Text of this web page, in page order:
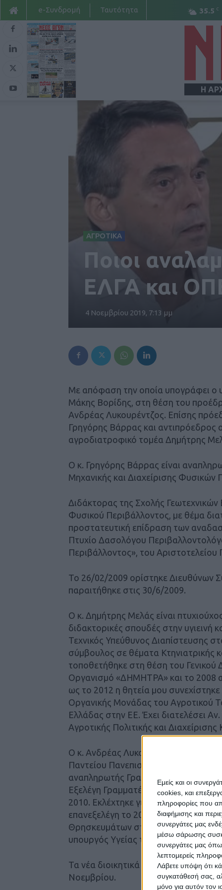
Εμείς και οι
cookies, και
πληροφορίες που
διαφήμισης και
συνεργάτες μας
μέσω σάρωσης
συνεργάτες μας
λεπτομερείς
Λάβετε υπόψη ότι
συγκατάθεσή σας,
μόνο για αυτόν τον
35.5 C
e-Συνδρομή Ταυτότητα
Η
ΑΓΡΟΤΙΚΑ
Ποιοι
ΕΛΓΑ και
4 Νοεμβρίου 2019, 7:13 μμ
Με απόφαση την οποία υπογράφει ο
Μάκης Βορίδης, στη θέση του
Ανδρέας Λυκουρέντζος. Επίσης
Γρηγόρης Βάρρας και αντιπρόεδρος
αγροδιατροφικό τομέα Δημήτρης
Ο κ. Γρηγόρης Βάρρας είναι
Μηχανικής και Διαχείρισης
Διδάκτορας της Σχολής
Φυσικού Περιβάλλοντος, με θέμα
προστατευτική επίδραση των
Πτυχίο Δασολόγου
Περιβάλλοντος», του
Το 26/02/2009 ορίστηκε Διευθύνων
παραιτήθηκε στις 30/6/2009.
Ο κ. Δημήτρης Μελάς είναι
διδακτορικές σπουδές στην υγιεινή
Τεχνικός Υπεύθυνος Διαπίστευσης
σύμβουλος σε θέματα Κτηνιατρικής
τοποθετήθηκε στη θέση του Γενικού
Οργανισμό «ΔΗΜΗΤΡΑ» και το
ως το 2012 η θητεία μου
Οργανικής Μονάδας του Αγροτικού
Ελλάδας στην ΕΕ. Έχει διατελέσει
Αγροτικής Πολιτικής και
Ο κ. Ανδρέας Λυκουρέντζος είναι
Παντείου Πανεπιστημίου, με
αναπληρωτής Γραμματέας Πολιτικού
Εξελέγη Γραμματέας της Πολιτικής
2010. Εκλέχτηκε για πρώτη φορά
επανεξελέγη το 2007 και το 2009.
Θρησκευμάτων στις κυβερνήσεις
υπουργός Υγείας το 2012 – 2013.
Τα νέα διοικητικά στελέχη θα έχουν
Νοεμβρίου.